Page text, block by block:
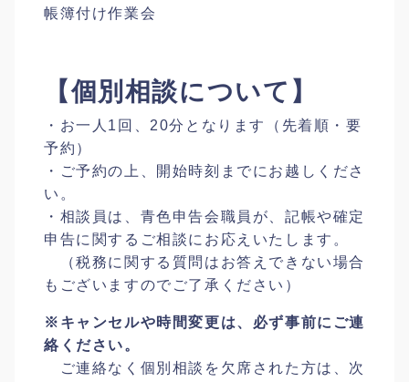
帳簿付け作業会
【個別相談について】
・お一人1回、20分となります（先着順・要
予約）
・ご予約の上、開始時刻までにお越しくださ
い。
・相談員は、青色申告会職員が、記帳や確定
申告に関するご相談にお応えいたします。
（税務に関する質問はお答えできない場合
もございますのでご了承ください）
※キャンセルや時間変更は、必ず事前にご連
絡ください。
ご連絡なく個別相談を欠席された方は、次